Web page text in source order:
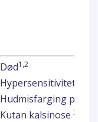
Død1,2
Hudmisfarging på
Kutan kalsinose 3,4